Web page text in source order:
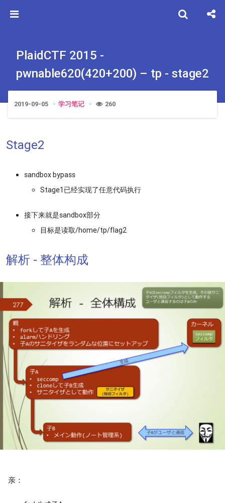
PlaidCTF 2015 -
pwnable620(420+200) – tp - stage2
2019-09-05 学习笔记 260
Stage2
sandbox bypass
Stage1已经实现了任意代码执行
接下来就是sandbox部分
目标是读取/home/tp/flag2
解析 - 整体构成
亲：